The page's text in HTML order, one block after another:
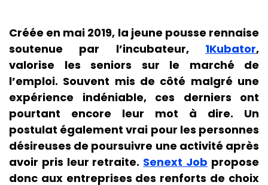
Créée en mai 2019, la jeune pousse rennaise
soutenue par l’incubateur, 1Kubator,
valorise les seniors sur le marché de
l’emploi. Souvent mis de côté malgré une
expérience indéniable, ces derniers ont
pourtant encore leur mot à dire. Un
postulat également vrai pour les personnes
désireuses de poursuivre une activité après
avoir pris leur retraite. Senext Job propose
donc aux entreprises des renforts de choix